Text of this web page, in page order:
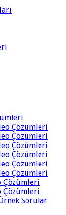
Çözümleri
Çözümleri
Çözümleri
Çözümleri
Çözümleri
Çözümleri
Çözümleri
Çözümleri
Sorular